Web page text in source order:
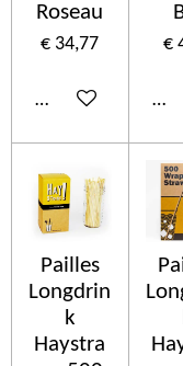
Roseau
€ 34,77
In winkelwagen
€
In
Pailles
Longdrin
k
Haystra